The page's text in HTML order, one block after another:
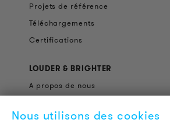
Projets de référence
Téléchargements
Certifications
LOUDER & BRIGHTER
A propos de nous
Offres d'emploi
Nous utilisons des cookies